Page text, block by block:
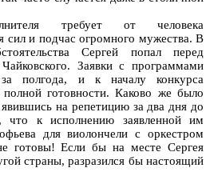
требует от человека
сил и подчас огромного мужества. В
Сергей попал перед
Заявки с программами
за полгода, и к началу конкурса
готовности. Каково же было
на репетицию за два дня до
что к исполнению заявленной им
для виолончели с оркестром
готовы! Если бы на месте Сергея
страны, разразился бы настоящий